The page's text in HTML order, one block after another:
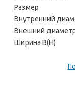
Размер
Внутренний
Внешний
Ширина В(H)